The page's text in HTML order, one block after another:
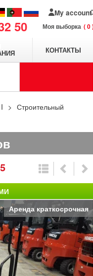
50
My account
Моя выборка 0
КОНТАКТЫ
Строительный
Аренда краткосрочная